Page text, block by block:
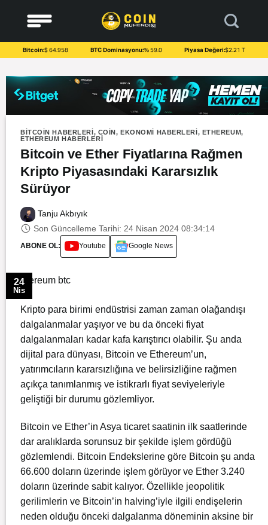
content
Bitcoin:$ 64.958 BTC Dominasyonu:% 59.0 Piyasa Değeri:$2.21 T
BITCOIN HABERLERI, COIN,EKONOMI HABERLERI, ETHEREUM,
ETHEREUM HABERLERI
Bitcoin ve Ether Fiyatlarına Rağmen
Kripto Piyasasındaki Kararsızlık
Sürüyor
Tanju Akbıyık
Son Güncelleme Tarihi: 24 Nisan 2024 08:34:14
ABONE OL: Youtube Google News
24
Nis
Kripto para birimi endüstrisi zaman zaman olağandışı
dalgalanmalar yaşıyor ve bu da önceki fiyat
dalgalanmaları kadar kafa karıştırıcı olabilir. Şu anda
dijital para dünyası, Bitcoin ve Ethereum’un,
yatırımcıların kararsızlığına ve belirsizliğine rağmen
açıkça tanımlanmış ve istikrarlı fiyat seviyeleriyle
geliştiği bir durumu gözlemliyor.
Bitcoin ve Ether’in Asya ticaret saatinin ilk saatlerinde
dar aralıklarda sorunsuz bir şekilde işlem gördüğü
gözlemlendi. Bitcoin Endekslerine göre Bitcoin şu anda
66.600 doların üzerinde işlem görüyor ve Ether 3.240
doların üzerinde sabit kalıyor. Özellikle jeopolitik
gerilimlerin ve Bitcoin’in halving’iyle ilgili endişelerin
neden olduğu önceki dalgalanma döneminin aksine bir